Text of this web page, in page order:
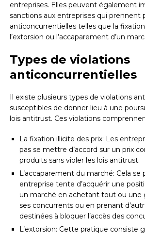
entreprises. Elles peuvent également
sanctions aux entreprises qui prennent
anticoncurrentielles telles que la
l’extorsion ou l’accaparement d’un
Types de violations
anticoncurrentielles
Il existe plusieurs types de violations
susceptibles de donner lieu à une
lois antitrust. Ces violations
La fixation illicite des prix: Les
pas se mettre d’accord sur un prix
produits sans violer les lois antitrust.
L’accaparement du marché: Cela se
entreprise tente d’acquérir une
un marché en achetant tout ou une
ses concurrents ou en prenant
destinées à bloquer l’accès des
L’extorsion: Cette pratique consiste